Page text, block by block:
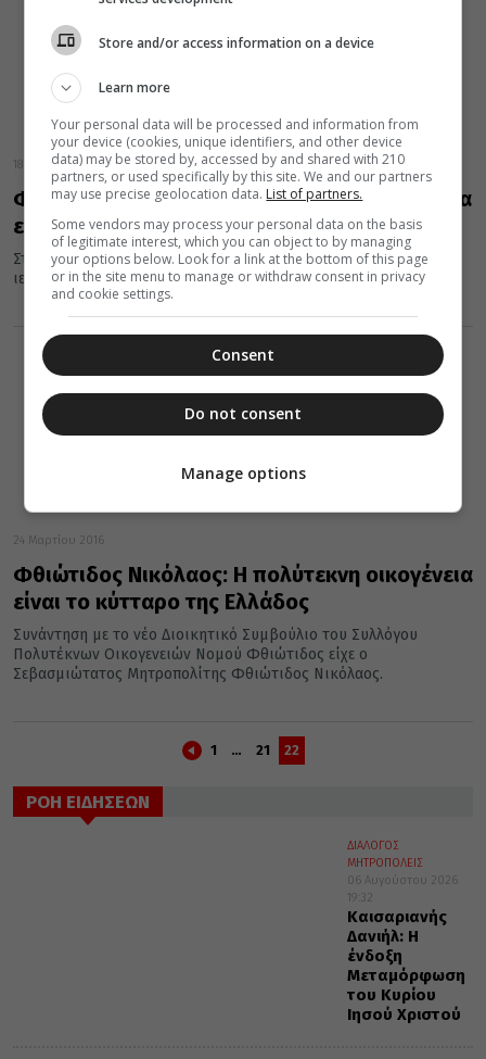
18 Απριλίου 2016
Φθιώτιδος Νικόλαος: Οι Χριστιανοί πρέπει να
είναι υπηρέτες των ανθρώπων
Στον Ιερό Ναό Αγίου Βλασίου στο χωριό Αυλάκι της Στυλίδος
ιερούργησε την Κυριακή Ε΄ των Νηστειών 17 Απριλίου, ο...
24 Μαρτίου 2016
Φθιώτιδος Νικόλαος: Η πολύτεκνη οικογένεια
είναι το κύτταρο της Ελλάδος
Συνάντηση με το νέο Διοικητικό Συμβούλιο του Συλλόγου
Πολυτέκνων Οικογενειών Νομού Φθιώτιδος είχε ο
Σεβασμιώτατος Μητροπολίτης Φθιώτιδος Νικόλαος.
1 … 21 22
ΡΟΗ ΕΙΔΗΣΕΩΝ
ΔΙΑΛΟΓΟΣ
ΜΗΤΡΟΠΟΛΕΙΣ
06 Αυγούστου 2026
19:32
Καισαριανής
Δανιήλ: Η
ένδοξη
Μεταμόρφωση
του Κυρίου
Ιησού Χριστού
Store and/or access information on a device
Learn more
Your personal data will be processed and information from
your device (cookies, unique identifiers, and other device
data) may be stored by, accessed by and shared with 210
partners, or used specifically by this site. We and our partners
may use precise geolocation data. List of partners.
Some vendors may process your personal data on the basis
of legitimate interest, which you can object to by managing
your options below. Look for a link at the bottom of this page
or in the site menu to manage or withdraw consent in privacy
and cookie settings.
Consent
Do not consent
Manage options